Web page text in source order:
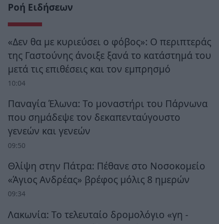
Ροή Ειδήσεων
«Δεν θα με κυριεύσει ο φόβος»: Ο περιπτεράς
της Γαστούνης άνοιξε ξανά το κατάστημά του
μετά τις επιθέσεις και τον εμπρησμό
10:04
Παναγία Έλωνα: Το μοναστήρι του Πάρνωνα
που σημάδεψε τον δεκαπενταύγουστο
γενεών και γενεών
09:50
Θλίψη στην Πάτρα: Πέθανε στο Νοσοκομείο
«Άγιος Ανδρέας» βρέφος μόλις 8 ημερών
09:34
Λακωνία: Το τελευταίο δρομολόγιο «γη -